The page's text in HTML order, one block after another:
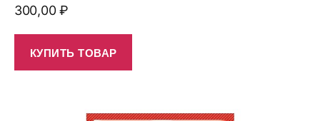
300,00₽
КУПИТЬ ТОВАР